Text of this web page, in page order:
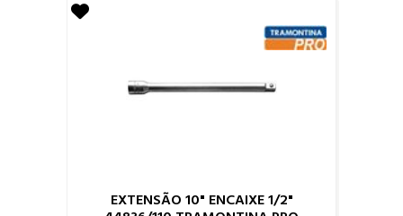
EXTENSÃO 10" ENCAIXE 1/2"